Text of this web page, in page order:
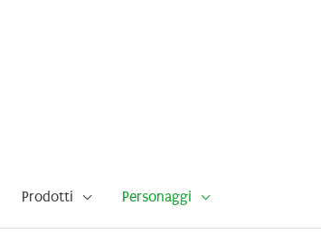
Prodotti Personaggi